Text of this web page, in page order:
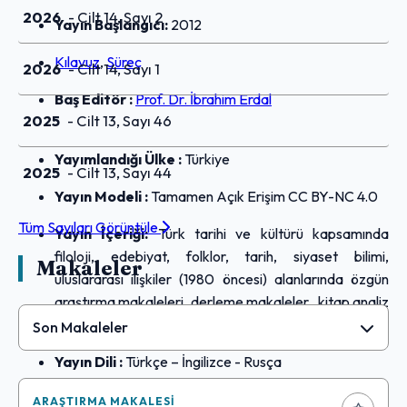
Yayın Başlangıcı: 2012
Kılavuz,Süreç
Baş Editör :Prof. Dr. İbrahim Erdal
Yayımlandığı Ülke : Türkiye
Yayın Modeli : Tamamen Açık Erişim CC BY-NC 4.0
Yayın İçeriği:Türk tarihi ve kültürü kapsamında
filoloji, edebiyat, folklor, tarih, siyaset bilimi,
uluslararası ilişkiler (1980 öncesi) alanlarında özgün
araştırma makaleleri, derleme makaleler, kitap analiz
yazılarını içerir.
Yayın Dili : Türkçe – İngilizce - Rusça
2026 - Cilt 14, Sayı 2
2026 - Cilt 14, Sayı 1
2025 - Cilt 13, Sayı 46
2025 - Cilt 13, Sayı 44
Tüm Sayıları Görüntüle
Makaleler
Son Makaleler
ARAŞTIRMA MAKALESI